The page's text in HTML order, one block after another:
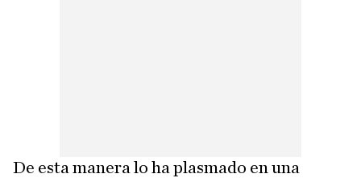
De esta manera lo ha plasmado en una